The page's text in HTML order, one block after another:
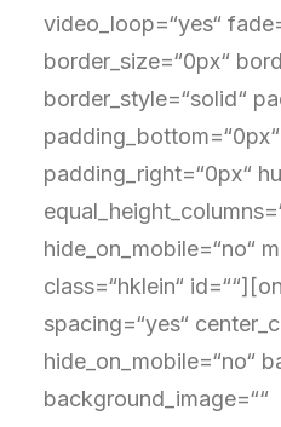
video_loop=“yes“
border_size=“0px“
border_style=“solid“
padding_right=“0px“
hide_on_mobile=“no“
class=“hklein“
spacing=“yes“
hide_on_mobile=“no“
background_image=““